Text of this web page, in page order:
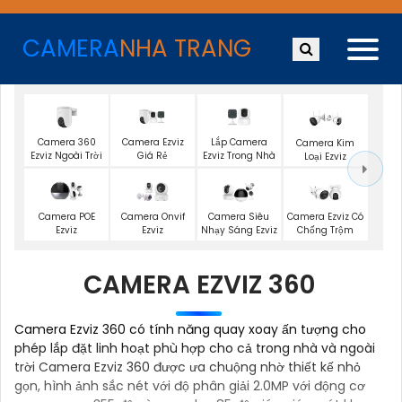
CAMERANHA TRANG
Camera 360
Ezviz Ngoài Trời
Camera Ezviz
Giá Rẻ
Lắp Camera
Ezviz Trong Nhà
Camera Kim
Loại Ezviz
Camera POE
Ezviz
Camera Onvif
Ezviz
Camera Siêu
Nhạy Sáng Ezviz
Camera Ezviz Có
Chống Trộm
CAMERA EZVIZ 360
Camera Ezviz 360 có tính năng quay xoay ấn tượng cho
phép lắp đặt linh hoạt phù hợp cho cả trong nhà và ngoài
trời Camera Ezviz 360 được ưa chuộng nhờ thiết kế nhỏ
gọn, hình ảnh sắc nét với độ phân giải 2.0MP với động cơ